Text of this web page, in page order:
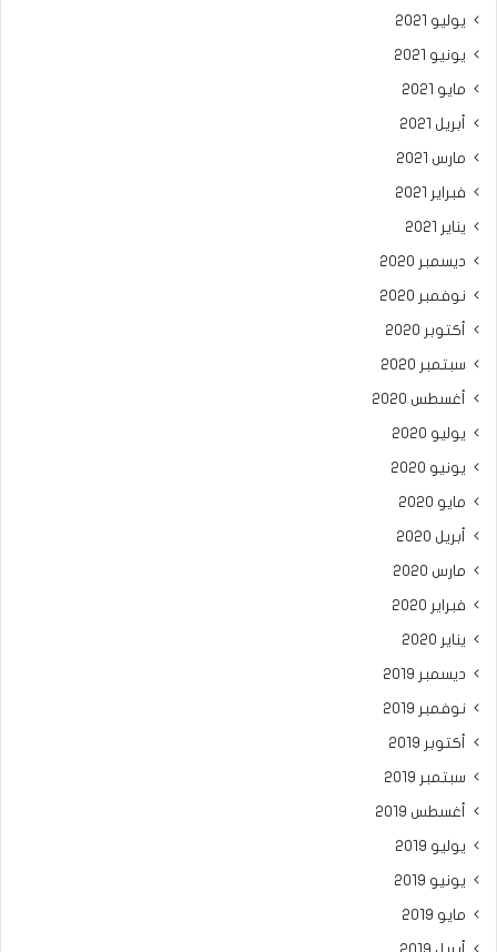
يوليو 2021
يونيو 2021
مايو 2021
أبريل 2021
مارس 2021
فبراير 2021
يناير 2021
ديسمبر 2020
نوفمبر 2020
أكتوبر 2020
سبتمبر 2020
أغسطس 2020
يوليو 2020
يونيو 2020
مايو 2020
أبريل 2020
مارس 2020
فبراير 2020
يناير 2020
ديسمبر 2019
نوفمبر 2019
أكتوبر 2019
سبتمبر 2019
أغسطس 2019
يوليو 2019
يونيو 2019
مايو 2019